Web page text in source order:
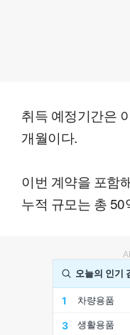
취득 예정기간은
개월이다.
이번 계약을 포함
누적 규모는 총